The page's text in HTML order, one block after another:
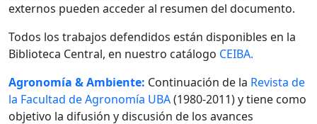
externos pueden acceder al resumen del documento.
Todos los trabajos defendidos están disponibles en la
Biblioteca Central, en nuestro catálogo CEIBA.
Agronomía & Ambiente: Continuación de la Revista de
la Facultad de Agronomía UBA(1980-2011) y tiene como
objetivo la difusión y discusión de los avances